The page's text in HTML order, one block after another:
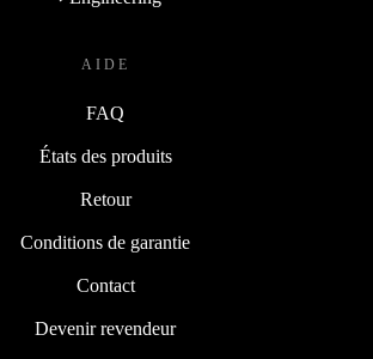
AIDE
FAQ
États des produits
Retour
Conditions de garantie
Contact
Devenir revendeur